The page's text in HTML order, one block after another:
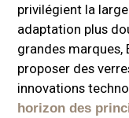
privilégient la
adaptation plus
grandes marques,
proposer des
innovations
horizon des